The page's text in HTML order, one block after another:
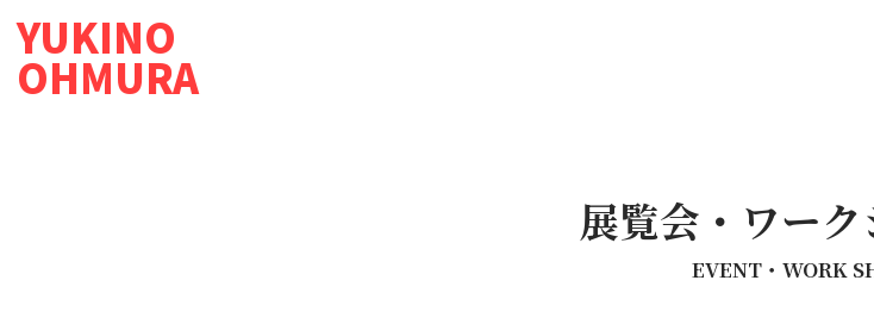
YUKINO
OHMURA
展覧会・ワー
EVENT・WORK